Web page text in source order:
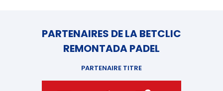
PARTENAIRES DE LA BETCLIC
REMONTADA PADEL
PARTENAIRE TITRE